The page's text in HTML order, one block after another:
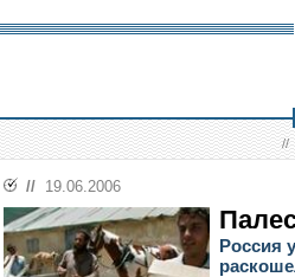
//
// 19.06.2006
Россия